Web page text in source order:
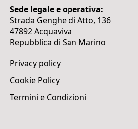
Sede legale e operativa:
Strada Genghe di Atto, 136
47892 Acquaviva
Repubblica di San Marino
Privacy policy
Cookie Policy
Termini e Condizioni